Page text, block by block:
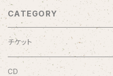
CATEGORY
チケット
9/20 10周年記念コンサート渋谷プ
CD